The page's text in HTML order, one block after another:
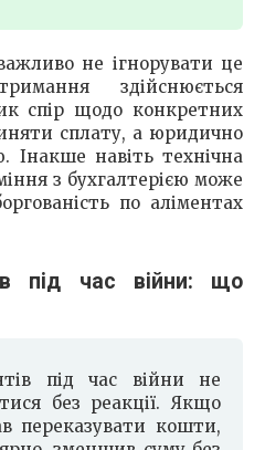
не ігнорувати це
здійснюється
спір щодо конкретних
сплату, а юридично
Інакше навіть технічна
з бухгалтерією може
по аліментах
під час війни: що
під час війни не
без реакції. Якщо
переказувати кошти,